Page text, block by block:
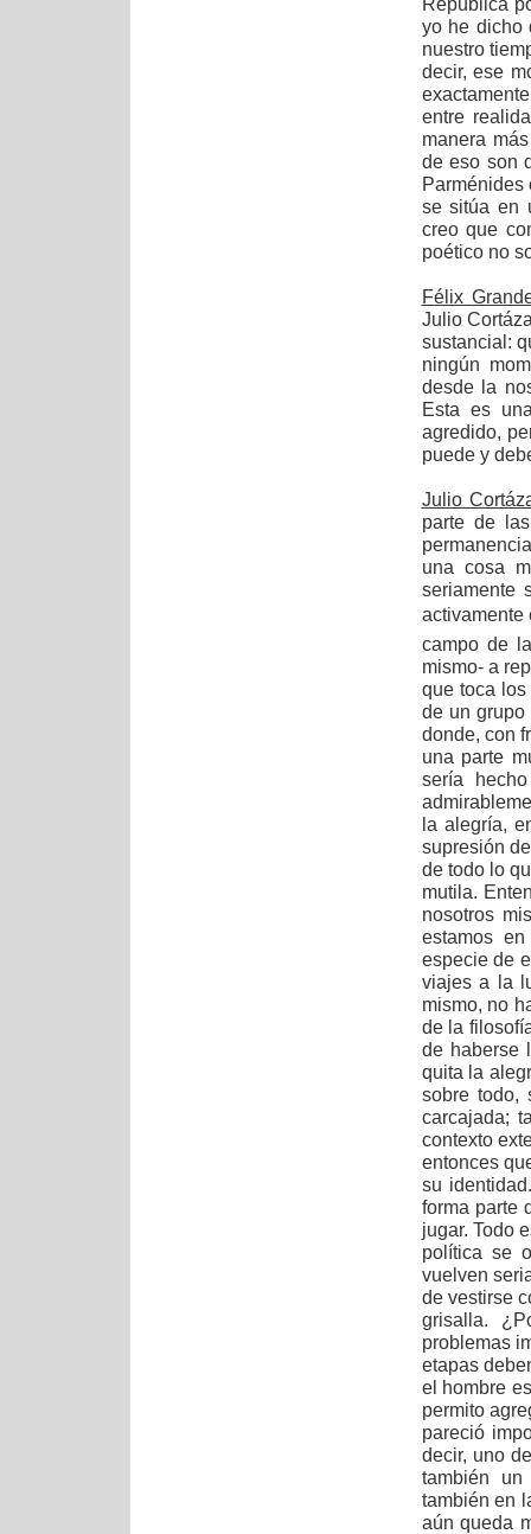
yo he dicho
nuestro
decir, ese
entre
manera
de eso son
Parménides
se sitúa en
creo que
poético no
Félix
Julio
sustancial:
ningún
desde la
Esta es
agredido,
puede y
Julio
parte de
una cosa
seriamente
activamente
campo de
mismo- a
que toca
de un grupo
donde, con
una parte
sería
la alegría,
supresión
de todo lo
mutila.
nosotros
estamos
especie de
viajes a la
mismo, no
de la
de haberse
quita la
sobre todo,
carcajada;
contexto
entonces
su
forma parte
jugar. Todo
política se
vuelven
de vestirse
grisalla.
problemas
etapas
el hombre
permito
pareció
decir, uno
también
también en
aún queda